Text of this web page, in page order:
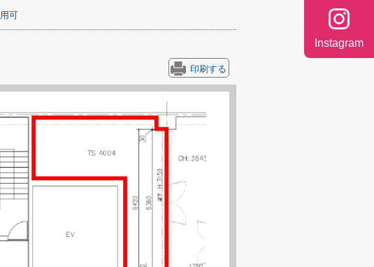
可
印刷する
Instagram